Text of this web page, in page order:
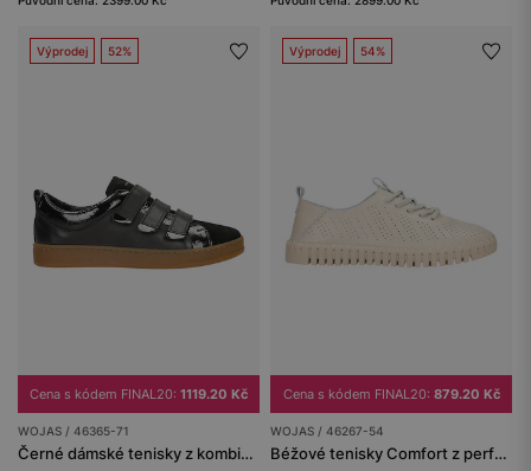
Výprodej 52%
Cena s kódem FINAL20: 1119.20 Kč
WOJAS / 46365-71
Černé dámské tenisky z kombinovaných kůží na suchý zip
Výprodej 54%
Cena s kódem FINAL20: 879.20 Kč
WOJAS / 46267-54
Béžové tenisky Comfort z perforované kůže